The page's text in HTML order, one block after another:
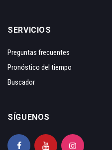
SERVICIOS
Preguntas frecuentes
Pronóstico del tiempo
Buscador
SÍGUENOS